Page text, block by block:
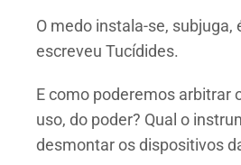
O medo instala-se, subjuga,
escreveu Tucídides.
E como poderemos arbitrar
uso, do poder? Qual o
desmontar os dispositivos